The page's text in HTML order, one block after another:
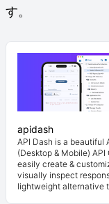
す。
apidash
API Dash is a
(Desktop & Mobile)
easily create &
visually inspect
lightweight alternative